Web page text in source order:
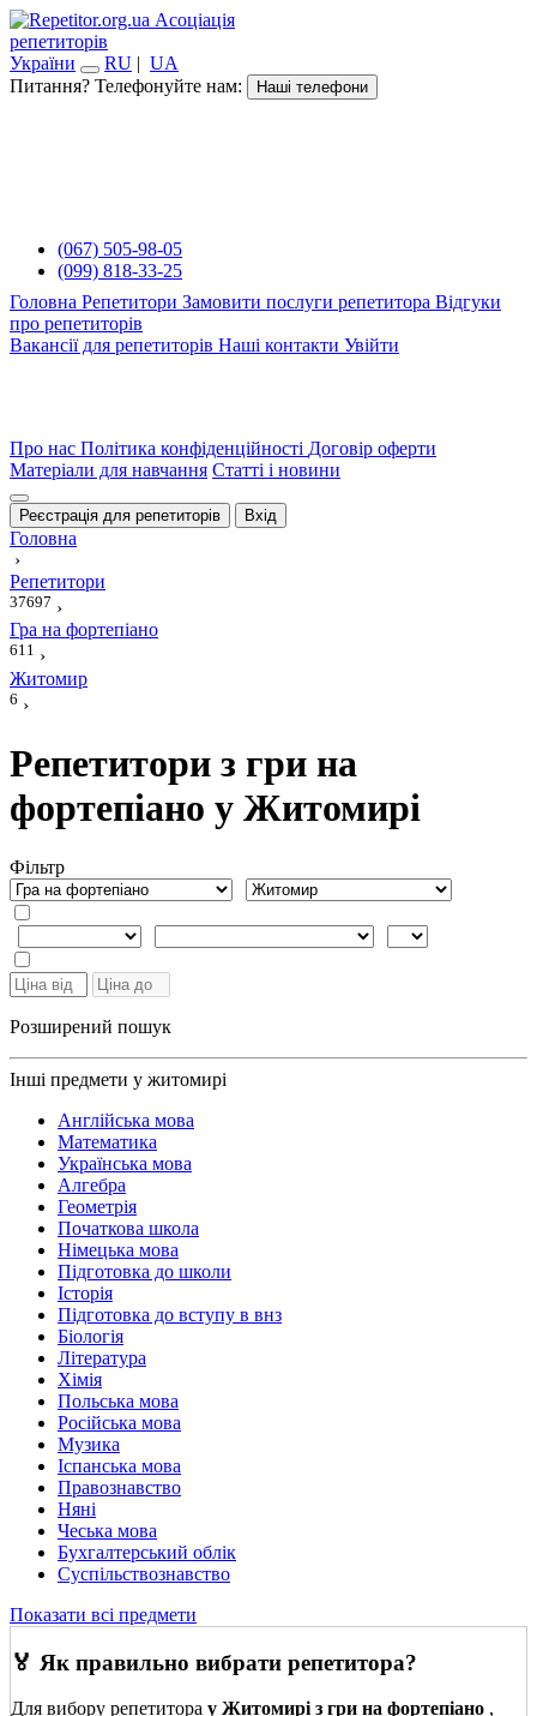
Асоціація
репетиторів
України
RU | UA
Питання? Телефонуйте нам:
Наші телефони
(067) 505-98-05
(099) 818-33-25
Головна Репетитори Замовити послуги репетитора Відгуки
про репетиторів
Вакансії для репетиторів Наші контакти Увійти
Про нас Політика конфіденційності Договір оферти
Матеріали для навчання Статті і новини
Реєстрація для репетиторів Вхід
Головна
›
Репетитори
37697 ›
Гра на фортепіано
611 ›
Житомир
6 ›
Репетитори з гри на
фортепіано у Житомирі
Фiльтр
Розширений пошук
Інші предмети у житомирі
Англійська мова
Математика
Українська мова
Алгебра
Геометрія
Початкова школа
Німецька мова
Підготовка до школи
Історія
Підготовка до вступу в внз
Біологія
Література
Хімія
Польська мова
Російська мова
Музика
Іспанська мова
Правознавство
Няні
Чеська мова
Бухгалтерський облік
Суспільствознавство
Показати всі предмети
🏅 Як правильно вибрати репетитора?
Для вибору репетитора у Житомирі з гри на фортепіано ,